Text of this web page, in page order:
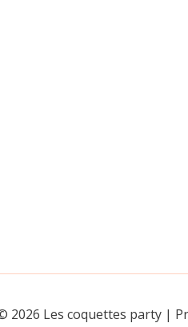
2026 Les coquettes party |